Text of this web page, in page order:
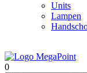
Units
Lampen
0